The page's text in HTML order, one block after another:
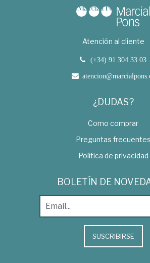
Atención al cliente
(+34) 91 304 33 03
¿DUDAS?
Como comprar
Preguntas frecuentes
Política de privacidad
BOLETÍN DE
SUSCRIBIRSE